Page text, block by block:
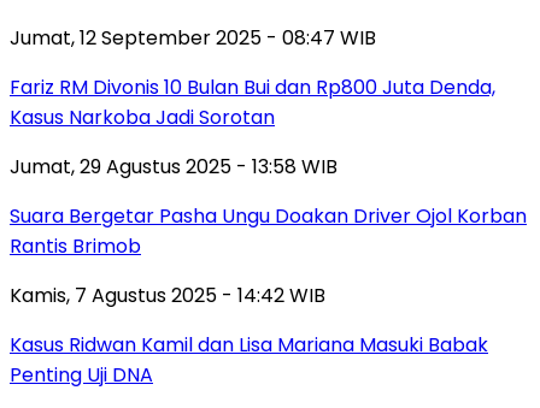
Jumat, 12 September 2025 - 08:47 WIB
Fariz RM Divonis 10 Bulan Bui dan Rp800 Juta Denda,
Kasus Narkoba Jadi Sorotan
Jumat, 29 Agustus 2025 - 13:58 WIB
Suara Bergetar Pasha Ungu Doakan Driver Ojol Korban
Rantis Brimob
Kamis, 7 Agustus 2025 - 14:42 WIB
Kasus Ridwan Kamil dan Lisa Mariana Masuki Babak
Penting Uji DNA